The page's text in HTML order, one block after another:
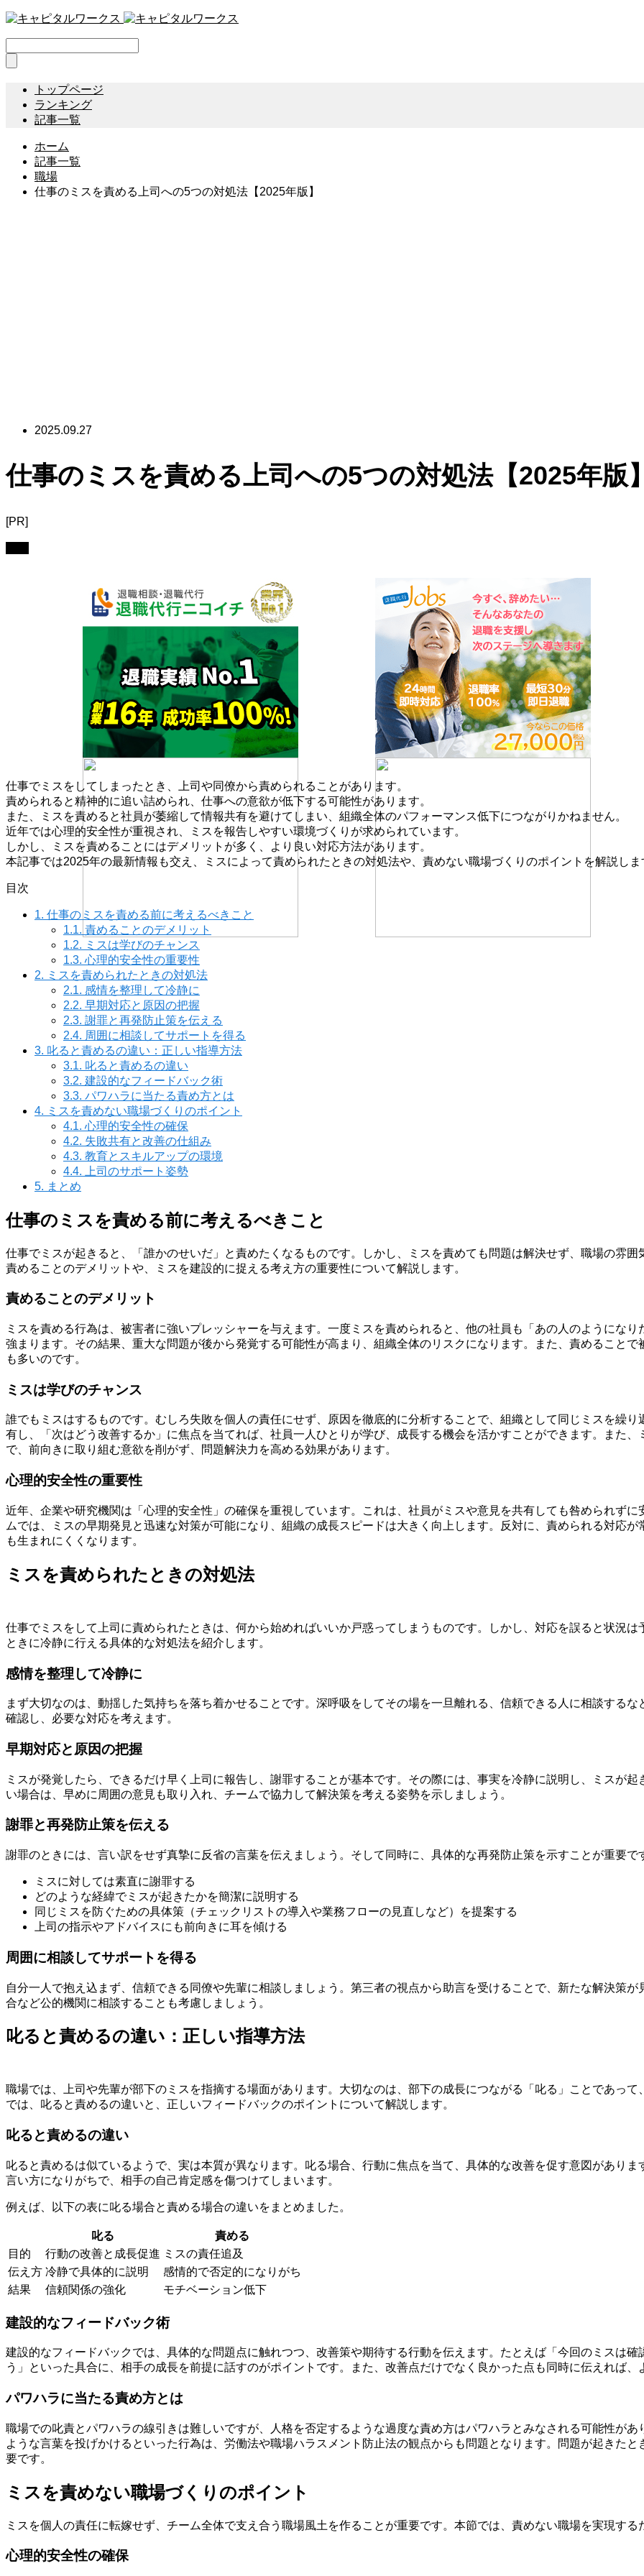
トップページ
ランキング
記事一覧
ホーム
記事一覧
職場
仕事のミスを責める上司への5つの対処法【2025年版】
2025.09.27
仕事のミスを責める上司への5つの対処法【2025年版
[PR]
仕事でミスをしてしまったとき、上司や同僚から責められることがあります。
責められると精神的に追い詰められ、仕事への意欲が低下する可能性があります。
また、ミスを責めると社員が萎縮して情報共有を避けてしまい、組織全体のパフォーマンス低下につながりかねません。
近年では心理的安全性が重視され、ミスを報告しやすい環境づくりが求められています。
しかし、ミスを責めることにはデメリットが多く、より良い対応方法があります。
本記事では2025年の最新情報も交え、ミスによって責められたときの対処法や、責めない職場づくりのポイントを解説しま
目次
1. 仕事のミスを責める前に考えるべきこと
1.1. 責めることのデメリット
1.2. ミスは学びのチャンス
1.3. 心理的安全性の重要性
2. ミスを責められたときの対処法
2.1. 感情を整理して冷静に
2.2. 早期対応と原因の把握
2.3. 謝罪と再発防止策を伝える
2.4. 周囲に相談してサポートを得る
3. 叱ると責めるの違い：正しい指導方法
3.1. 叱ると責めるの違い
3.2. 建設的なフィードバック術
3.3. パワハラに当たる責め方とは
4. ミスを責めない職場づくりのポイント
4.1. 心理的安全性の確保
4.2. 失敗共有と改善の仕組み
4.3. 教育とスキルアップの環境
4.4. 上司のサポート姿勢
5. まとめ
仕事のミスを責める前に考えるべきこと
仕事でミスが起きると、「誰かのせいだ」と責めたくなるものです。しかし、ミスを責めても問題は解決せず、職場の雰
責めることのデメリットや、ミスを建設的に捉える考え方の重要性について解説します。
責めることのデメリット
ミスを責める行為は、被害者に強いプレッシャーを与えます。一度ミスを責められると、他の社員も「あの人のようにな
強まります。その結果、重大な問題が後から発覚する可能性が高まり、組織全体のリスクになります。また、責めること
も多いのです。
ミスは学びのチャンス
誰でもミスはするものです。むしろ失敗を個人の責任にせず、原因を徹底的に分析することで、組織として同じミスを繰
有し、「次はどう改善するか」に焦点を当てれば、社員一人ひとりが学び、成長する機会を活かすことができます。また
で、前向きに取り組む意欲を削がず、問題解決力を高める効果があります。
心理的安全性の重要性
近年、企業や研究機関は「心理的安全性」の確保を重視しています。これは、社員がミスや意見を共有しても咎められず
ムでは、ミスの早期発見と迅速な対策が可能になり、組織の成長スピードは大きく向上します。反対に、責められる対応
も生まれにくくなります。
ミスを責められたときの対処法
仕事でミスをして上司に責められたときは、何から始めればいいか戸惑ってしまうものです。しかし、対応を誤ると状況
ときに冷静に行える具体的な対処法を紹介します。
感情を整理して冷静に
まず大切なのは、動揺した気持ちを落ち着かせることです。深呼吸をしてその場を一旦離れる、信頼できる人に相談する
確認し、必要な対応を考えます。
早期対応と原因の把握
ミスが発覚したら、できるだけ早く上司に報告し、謝罪することが基本です。その際には、事実を冷静に説明し、ミスが
い場合は、早めに周囲の意見も取り入れ、チームで協力して解決策を考える姿勢を示しましょう。
謝罪と再発防止策を伝える
謝罪のときには、言い訳をせず真摯に反省の言葉を伝えましょう。そして同時に、具体的な再発防止策を示すことが重要で
ミスに対しては素直に謝罪する
どのような経緯でミスが起きたかを簡潔に説明する
同じミスを防ぐための具体策（チェックリストの導入や業務フローの見直しなど）を提案する
上司の指示やアドバイスにも前向きに耳を傾ける
周囲に相談してサポートを得る
自分一人で抱え込まず、信頼できる同僚や先輩に相談しましょう。第三者の視点から助言を受けることで、新たな解決策
合など公的機関に相談することも考慮しましょう。
叱ると責めるの違い：正しい指導方法
職場では、上司や先輩が部下のミスを指摘する場面があります。大切なのは、部下の成長につながる「叱る」ことであっ
では、叱ると責めるの違いと、正しいフィードバックのポイントについて解説します。
叱ると責めるの違い
叱ると責めるは似ているようで、実は本質が異なります。叱る場合、行動に焦点を当て、具体的な改善を促す意図があり
言い方になりがちで、相手の自己肯定感を傷つけてしまいます。
例えば、以下の表に叱る場合と責める場合の違いをまとめました。
叱る
責める
目的
行動の改善と成長促進 ミスの責任追及
伝え方 冷静で具体的に説明
感情的で否定的になりがち
結果
信頼関係の強化 モチベーション低下
建設的なフィードバック術
建設的なフィードバックでは、具体的な問題点に触れつつ、改善策や期待する行動を伝えます。たとえば「今回のミスは
う」といった具合に、相手の成長を前提に話すのがポイントです。また、改善点だけでなく良かった点も同時に伝えれば
パワハラに当たる責め方とは
職場での叱責とパワハラの線引きは難しいですが、人格を否定するような過度な責め方はパワハラとみなされる可能性が
ような言葉を投げかけるといった行為は、労働法や職場ハラスメント防止法の観点からも問題となります。問題が起きた
要です。
ミスを責めない職場づくりのポイント
ミスを個人の責任に転嫁せず、チーム全体で支え合う職場風土を作ることが重要です。本節では、責めない職場を実現す
心理的安全性の確保